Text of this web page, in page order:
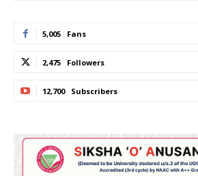
5,005 Fans
2,475 Followers
12,700 Subscribers